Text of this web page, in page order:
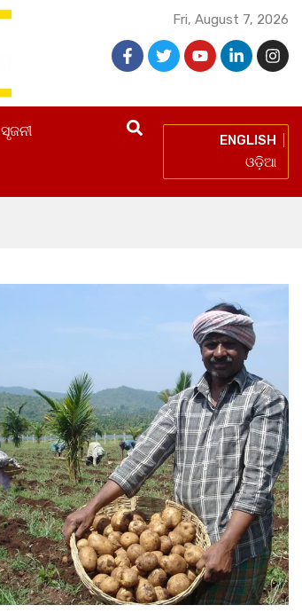
Fri, August 7, 2026
ସୃଜନୀ
ENGLISH
ଓଡ଼ିଆ